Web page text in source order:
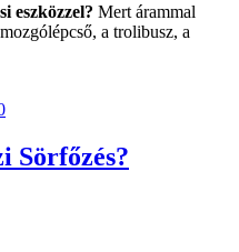
eszközzel? Mert árammal
a trolibusz, a
Sörfőzés?